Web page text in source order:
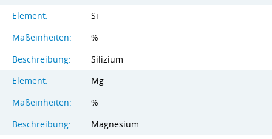
Element:
Si
Maßeinheiten:
%
Beschreibung:
Silizium
Element:
Mg
Maßeinheiten:
%
Beschreibung:
Magnesium